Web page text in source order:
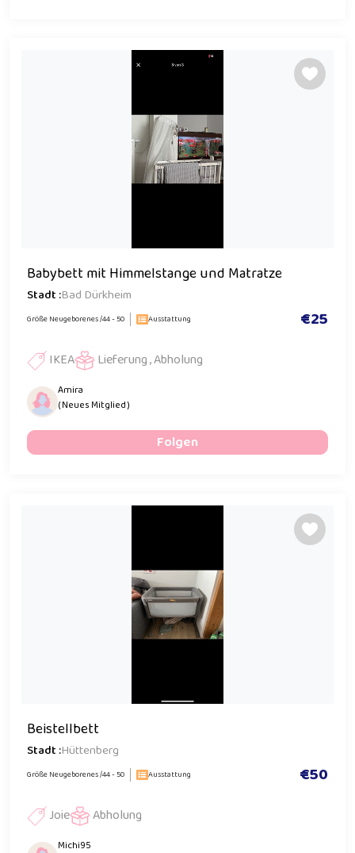
Babybett mit Himmelstange und Matratze
Stadt :Bad Dürkheim
Größe Neugeborenes /44 - 50 Ausstattung €25
IKEA Lieferung , Abholung
Amira
( Neues Mitglied )
Folgen
Beistellbett
Stadt :Hüttenberg
Größe Neugeborenes /44 - 50 Ausstattung €50
Joie Abholung
Michi95